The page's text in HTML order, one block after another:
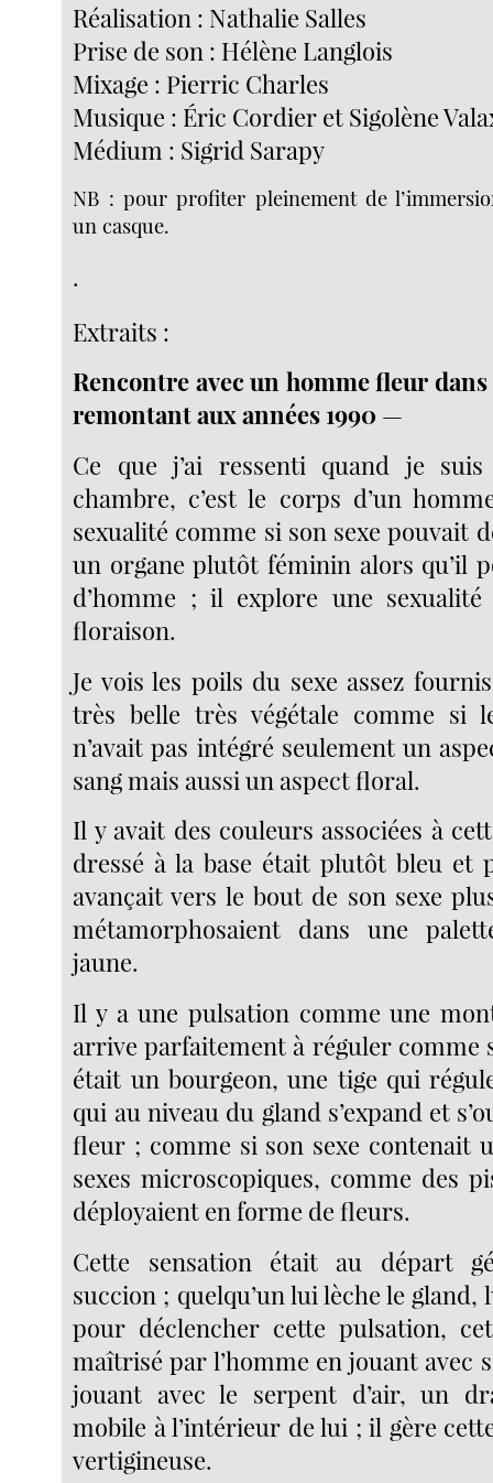
Réalisation : Nathalie Salles
Prise de son : Hélène Langlois
Mixage : Pierric Charles
Musique : Éric Cordier et Sigolène
Médium : Sigrid Sarapy
NB : pour profiter pleinement de
un casque.
.
Extraits :
Rencontre avec un homme fleur
remontant aux années 1990 —
Ce que j’ai ressenti quand je
chambre, c’est le corps d’un
sexualité comme si son sexe pouvait
un organe plutôt féminin alors qu’il
d’homme ; il explore une
floraison.
Je vois les poils du sexe assez
très belle très végétale comme si
n’avait pas intégré seulement un
sang mais aussi un aspect floral.
Il y avait des couleurs associées à
dressé à la base était plutôt bleu et
avançait vers le bout de son sexe
métamorphosaient dans une
jaune.
Il y a une pulsation comme une
arrive parfaitement à réguler comme
était un bourgeon, une tige qui
qui au niveau du gland s’expand et
fleur ; comme si son sexe contenait
sexes microscopiques, comme des
déployaient en forme de fleurs.
Cette sensation était au départ
succion ; quelqu’un lui lèche le gland,
pour déclencher cette pulsation,
maîtrisé par l’homme en jouant avec
jouant avec le serpent d’air, un
mobile à l’intérieur de lui ; il gère
vertigineuse.